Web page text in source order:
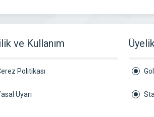
ve Kullanım
Politikası
Uyarı